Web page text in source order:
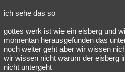
ich sehe das so
gottes werk ist wie ein eisberg und
momentan herausgefunden das
noch weiter geht aber wir wissen
wir wissen nicht warum der eisberg
nicht untergeht